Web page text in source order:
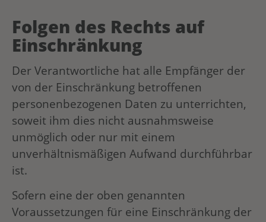
Folgen des Rechts auf
Einschränkung
Der Verantwortliche hat alle Empfänger der
von der Einschränkung betroffenen
personenbezogenen Daten zu unterrichten,
soweit ihm dies nicht ausnahmsweise
unmöglich oder nur mit einem
unverhältnismäßigen Aufwand durchführbar
ist.
Sofern eine der oben genannten
Voraussetzungen für eine Einschränkung der